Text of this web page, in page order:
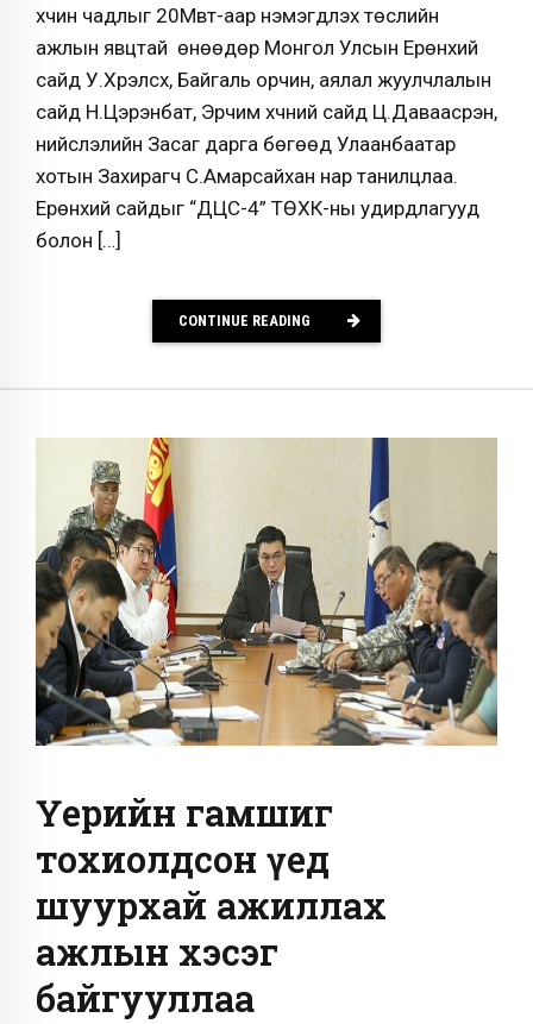
хүчин чадлыг 20Мвт-аар нэмэгдүүлэх төслийн
ажлын явцтай өнөөдөр Монгол Улсын Ерөнхий
сайд У.Хүрэлсүх, Байгаль орчин, аялал жуулчлалын
сайд Н.Цэрэнбат, Эрчим хүчний сайд Ц.Даваасүрэн,
нийслэлийн Засаг дарга бөгөөд Улаанбаатар
хотын Захирагч С.Амарсайхан нар танилцлаа.
Ерөнхий сайдыг “ДЦС-4” ТӨХК-ны удирдлагууд
болон […]
CONTINUE READING
Үерийн гамшиг
тохиолдсон үед
шуурхай ажиллах
ажлын хэсэг
байгууллаа